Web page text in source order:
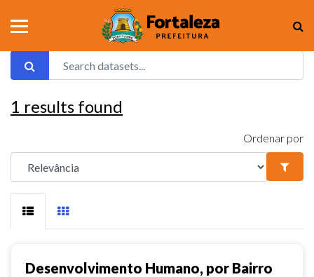
1 results found
Ordenar por
Desenvolvimento Humano, por Bairro